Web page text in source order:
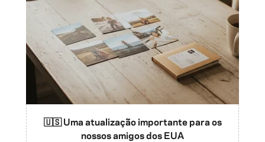
🇺🇸 Uma atualização importante para os
nossos amigos dos EUA